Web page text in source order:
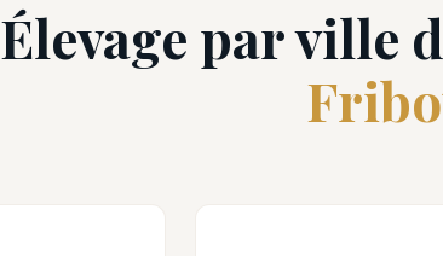
Élevage par ville